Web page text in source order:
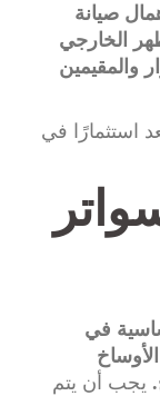
صيانة
الخارجي
والمقيمين
استثمارًا في
في
يجب أن يتم